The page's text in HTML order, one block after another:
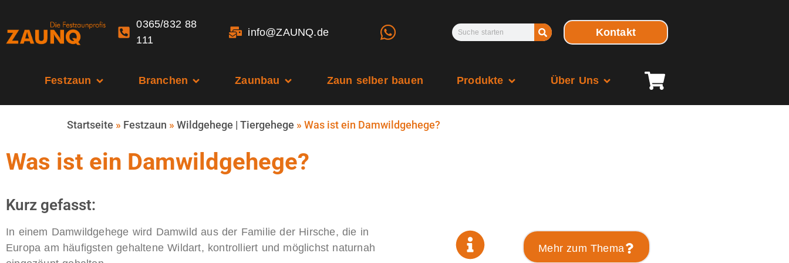
0365/832 88
111
info@ZAUNQ.de Kontakt
Festzaun Branchen Zaunbau Zaun selber bauen Produkte Über Uns
Startseite » Festzaun » Wildgehege | Tiergehege » Was ist ein Damwildgehege?
Was ist ein Damwildgehege?
Kurz gefasst:
In einem Damwildgehege wird Damwild aus der Familie der Hirsche, die in
Europa am häufigsten gehaltene Wildart, kontrolliert und möglichst naturnah
Mehr zum Thema